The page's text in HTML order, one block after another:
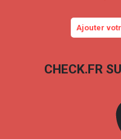
Ajouter
CHECK.FR